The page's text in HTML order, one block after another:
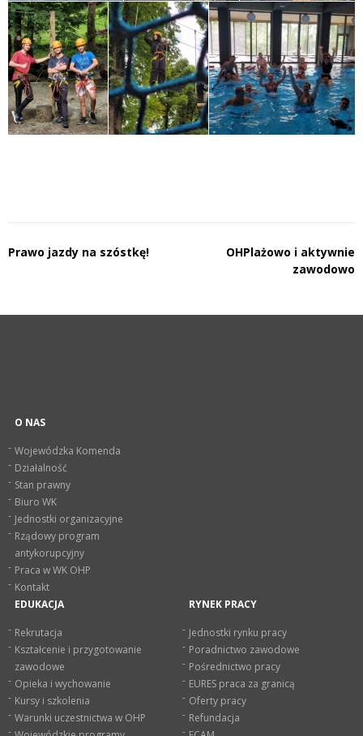
Nawigacja
Prawo jazdy na szóstkę!
OHPlażowo i aktywnie
zawodowo
O NAS
Wojewódzka Komenda
Działalność
Stan prawny
Biuro WK
Jednostki organizacyjne
Rządowy program
antykorupcyjny
Praca w WK OHP
Kontakt
EDUKACJA
Rekrutacja
Kształcenie i przygotowanie
zawodowe
Opieka i wychowanie
Kursy i szkolenia
Warunki uczestnictwa w OHP
RYNEK PRACY
Jednostki rynku pracy
Poradnictwo zawodowe
Pośrednictwo pracy
EURES praca za granicą
Oferty pracy
Refundacja